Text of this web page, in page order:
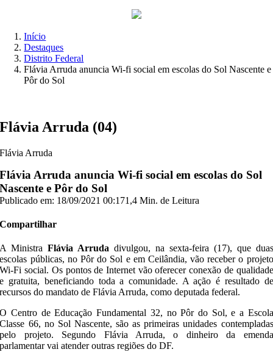
Início
Destaques
Distrito Federal
Flávia Arruda anuncia Wi-fi social em escolas do Sol Nascente e
Pôr do Sol
Flávia Arruda (04)
Flávia Arruda
Flávia Arruda anuncia Wi-fi social em escolas do Sol
Nascente e Pôr do Sol
Publicado em: 18/09/2021 00:171,4 Min. de Leitura
Compartilhar
A MinistraFlávia Arruda divulgou, na sexta-feira (17), que duas
escolas públicas, no Pôr do Sol e em Ceilândia, vão receber o projeto
Wi-Fi social. Os pontos de Internet vão oferecer conexão de qualidade
e gratuita, beneficiando toda a comunidade. A ação é resultado de
recursos do mandato de Flávia Arruda, como deputada federal.
O Centro de Educação Fundamental 32, no Pôr do Sol, e a Escola
Classe 66, no Sol Nascente, são as primeiras unidades contempladas
pelo projeto. Segundo Flávia Arruda, o dinheiro da emenda
parlamentar vai atender outras regiões do DF.